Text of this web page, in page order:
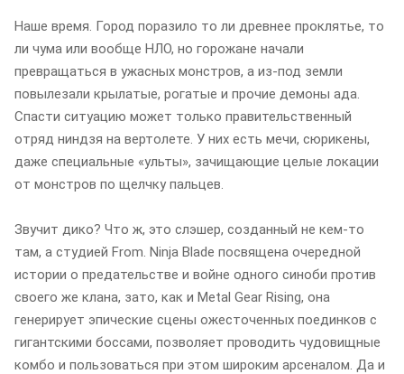
Наше время. Город поразило то ли древнее проклятье, то
ли чума или вообще НЛО, но горожане начали
превращаться в ужасных монстров, а из-под земли
повылезали крылатые, рогатые и прочие демоны ада.
Спасти ситуацию может только правительственный
отряд ниндзя на вертолете. У них есть мечи, сюрикены,
даже специальные «ульты», зачищающие целые локации
от монстров по щелчку пальцев.
Звучит дико? Что ж, это слэшер, созданный не кем-то
там, а студией From. Ninja Blade посвящена очередной
истории о предательстве и войне одного синоби против
своего же клана, зато, как и Metal Gear Rising, она
генерирует эпические сцены ожесточенных поединков с
гигантскими боссами, позволяет проводить чудовищные
комбо и пользоваться при этом широким арсеналом. Да и